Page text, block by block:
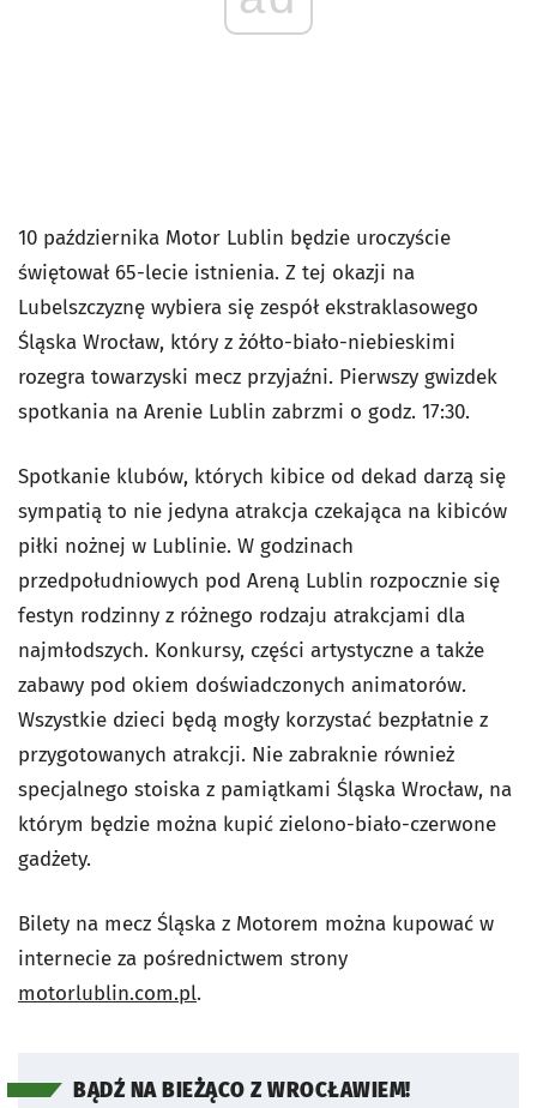
10 października Motor Lublin będzie uroczyście
świętował 65-lecie istnienia. Z tej okazji na
Lubelszczyznę wybiera się zespół ekstraklasowego
Śląska Wrocław, który z żółto-biało-niebieskimi
rozegra towarzyski mecz przyjaźni. Pierwszy gwizdek
spotkania na Arenie Lublin zabrzmi o godz. 17:30.
Spotkanie klubów, których kibice od dekad darzą się
sympatią to nie jedyna atrakcja czekająca na kibiców
piłki nożnej w Lublinie. W godzinach
przedpołudniowych pod Areną Lublin rozpocznie się
festyn rodzinny z różnego rodzaju atrakcjami dla
najmłodszych. Konkursy, części artystyczne a także
zabawy pod okiem doświadczonych animatorów.
Wszystkie dzieci będą mogły korzystać bezpłatnie z
przygotowanych atrakcji. Nie zabraknie również
specjalnego stoiska z pamiątkami Śląska Wrocław, na
którym będzie można kupić zielono-biało-czerwone
gadżety.
Bilety na mecz Śląska z Motorem można kupować w
internecie za pośrednictwem strony
motorlublin.com.pl.
BĄDŹ NA BIEŻĄCO Z WROCŁAWIEM!